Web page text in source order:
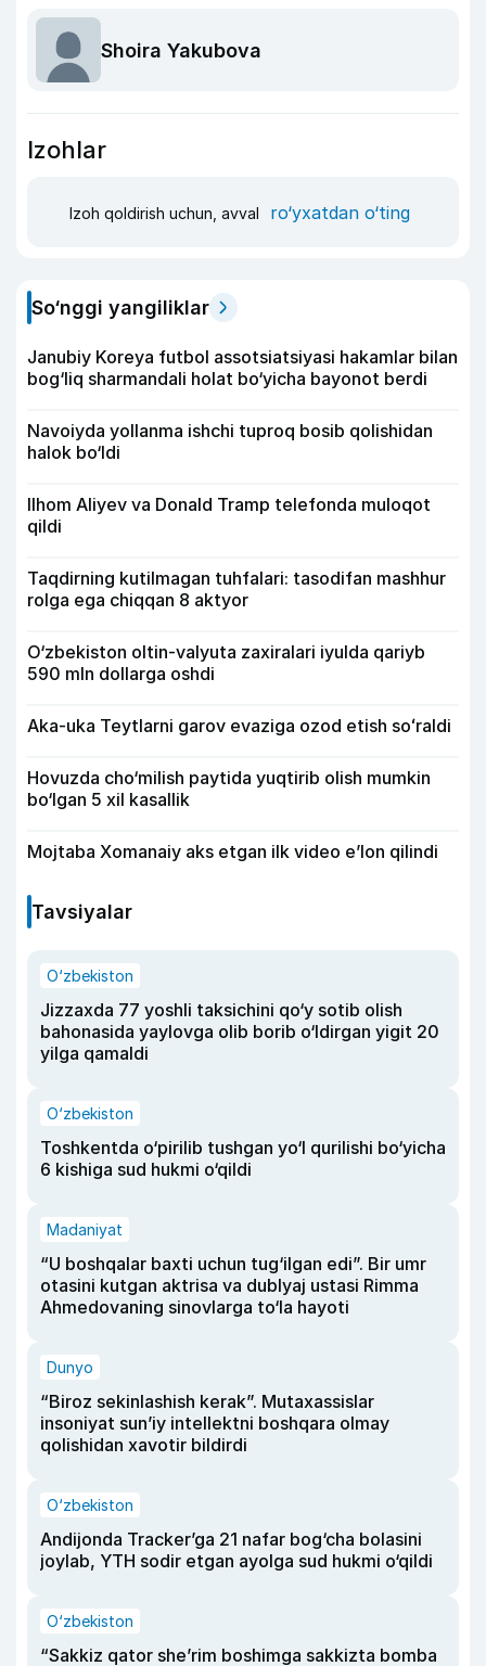
Shoira Yakubova
Izohlar
Izoh qoldirish uchun, avval ro‘yxatdan o‘ting
So‘nggi yangiliklar
Janubiy Koreya futbol assotsiatsiyasi hakamlar bilan
bog‘liq sharmandali holat bo‘yicha bayonot berdi
Navoiyda yollanma ishchi tuproq bosib qolishidan
halok bo‘ldi
Ilhom Aliyev va Donald Tramp telefonda muloqot
qildi
Taqdirning kutilmagan tuhfalari: tasodifan mashhur
rolga ega chiqqan 8 aktyor
O‘zbekiston oltin-valyuta zaxiralari iyulda qariyb
590 mln dollarga oshdi
Aka-uka Teytlarni garov evaziga ozod etish soʻraldi
Hovuzda cho‘milish paytida yuqtirib olish mumkin
bo‘lgan 5 xil kasallik
Mojtaba Xomanaiy aks etgan ilk video e’lon qilindi
Tavsiyalar
O‘zbekiston
Jizzaxda 77 yoshli taksichini qo‘y sotib olish
bahonasida yaylovga olib borib o‘ldirgan yigit 20
yilga qamaldi
O‘zbekiston
Toshkentda o‘pirilib tushgan yo‘l qurilishi bo‘yicha
6 kishiga sud hukmi o‘qildi
Madaniyat
“U boshqalar baxti uchun tug‘ilgan edi”. Bir umr
otasini kutgan aktrisa va dublyaj ustasi Rimma
Ahmedovaning sinovlarga to‘la hayoti
Dunyo
“Biroz sekinlashish kerak”. Mutaxassislar
insoniyat sun’iy intellektni boshqara olmay
qolishidan xavotir bildirdi
O‘zbekiston
Andijonda Tracker’ga 21 nafar bog‘cha bolasini
joylab, YTH sodir etgan ayolga sud hukmi o‘qildi
O‘zbekiston
“Sakkiz qator she’rim boshimga sakkizta bomba